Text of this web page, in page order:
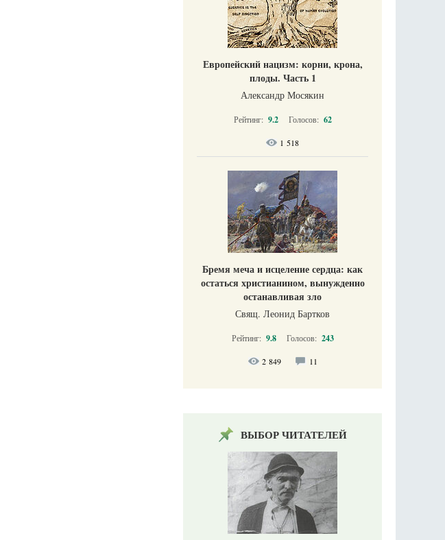
Европейский нацизм: корни, крона,
плоды. Часть 1
Александр Мосякин
Рейтинг: 9.2 Голосов: 62
1 518
Бремя меча и исцеление сердца: как
остаться христианином, вынужденно
останавливая зло
Свящ. Леонид Бартков
Рейтинг: 9.8 Голосов: 243
2 849 11
ВЫБОР ЧИТАТЕЛЕЙ